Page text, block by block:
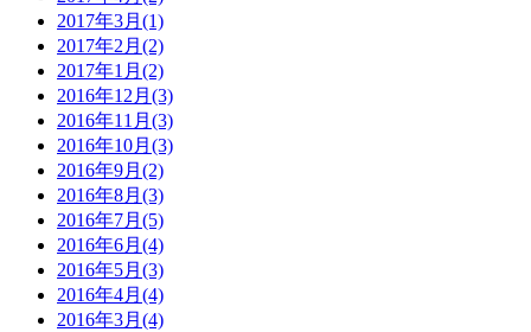
2017年3月(1)
2017年2月(2)
2017年1月(2)
2016年12月(3)
2016年11月(3)
2016年10月(3)
2016年9月(2)
2016年8月(3)
2016年7月(5)
2016年6月(4)
2016年5月(3)
2016年4月(4)
2016年3月(4)